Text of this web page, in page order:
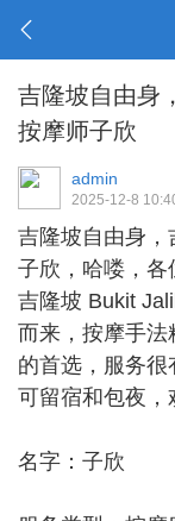
吉隆坡自由身
按摩师子欣
admin
2025-12-8
吉隆坡自由身
子欣，哈喽，各
吉隆坡 Bukit
而来，按摩手法
的首选，服务很
可留宿和包夜，
名字：子欣